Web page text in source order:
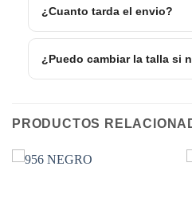
¿Cuanto tarda el envio?
¿Puedo cambiar la talla si
PRODUCTOS